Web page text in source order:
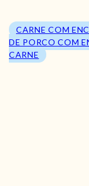
CARNE COM
DE PORCO COM
CARNE